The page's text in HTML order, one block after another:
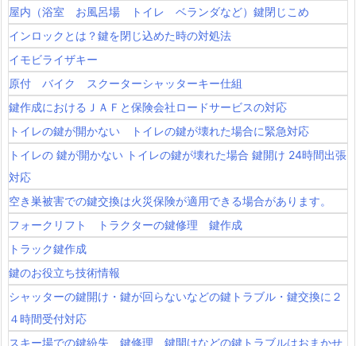
屋内（浴室 お風呂場 トイレ ベランダなど）鍵閉じこめ
インロックとは？鍵を閉じ込めた時の対処法
イモビライザキー
原付 バイク スクーターシャッターキー仕組
鍵作成におけるＪＡＦと保険会社ロードサービスの対応
トイレの鍵が開かない トイレの鍵が壊れた場合に緊急対応
トイレの 鍵が開かない トイレの鍵が壊れた場合 鍵開け 24時間出張
対応
空き巣被害での鍵交換は火災保険が適用できる場合があります。
フォークリフト トラクターの鍵修理 鍵作成
トラック鍵作成
鍵のお役立ち技術情報
シャッターの鍵開け・鍵が回らないなどの鍵トラブル・鍵交換に２
４時間受付対応
スキー場での鍵紛失 鍵修理 鍵開けなどの鍵トラブルはおまかせ